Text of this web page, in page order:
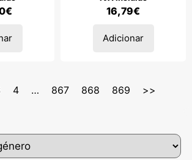
€ 16,79€
Adicionar
4 … 867 868 869 >>